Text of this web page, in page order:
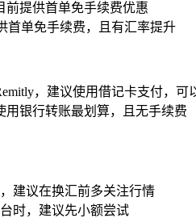
前提供首单免手续费优惠
首单免手续费，且有汇率提升
，建议使用借记卡支付，可
用银行转账最划算，且无手续费
建议在换汇前多关注行情
时，建议先小额尝试